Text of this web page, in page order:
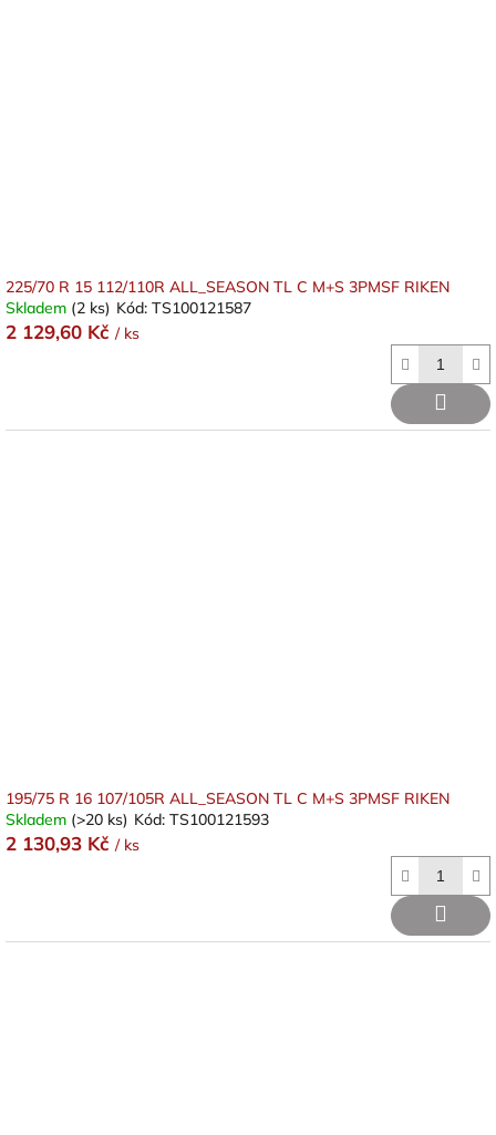
225/70 R 15 112/110R ALL_SEASON TL C M+S 3PMSF RIKEN
Skladem (2 ks) Kód: TS100121587
2 129,60 Kč / ks
195/75 R 16 107/105R ALL_SEASON TL C M+S 3PMSF RIKEN
Skladem (>20 ks) Kód: TS100121593
2 130,93 Kč / ks